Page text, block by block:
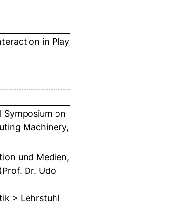
in Play
Symposium on
Machinery,
und Medien,
Dr. Udo
> Lehrstuhl